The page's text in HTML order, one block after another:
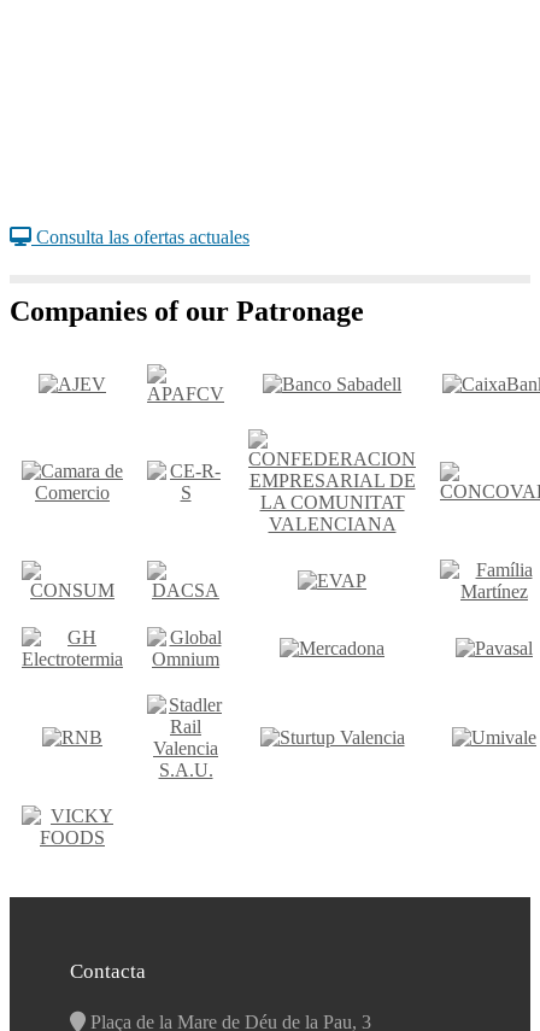
Consulta las ofertas actuales
Companies of our Patronage
Contacta
Plaça de la Mare de Déu de la Pau, 3